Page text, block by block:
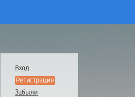
Вход
Регистрация
Забыли